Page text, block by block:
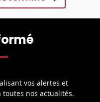
vos alertes et
toutes nos actualités.